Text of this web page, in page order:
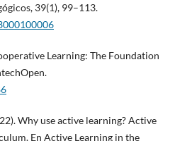
39(1), 99–113.
Learning: The Foundation
Why use active learning? Active
En Active Learning in the